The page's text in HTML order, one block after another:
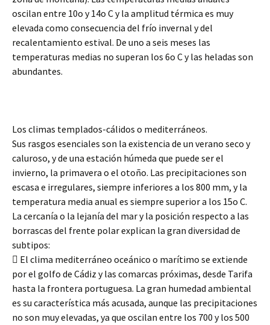
oscilan entre 10o y 14o C y la amplitud térmica es muy
elevada como consecuencia del frío invernal y del
recalentamiento estival. De uno a seis meses las
temperaturas medias no superan los 6o C y las heladas son
abundantes.
Los climas templados-cálidos o mediterráneos.
Sus rasgos esenciales son la existencia de un verano seco y
caluroso, y de una estación húmeda que puede ser el
invierno, la primavera o el otoño. Las precipitaciones son
escasa e irregulares, siempre inferiores a los 800 mm, y la
temperatura media anual es siempre superior a los 15o C.
La cercanía o la lejanía del mar y la posición respecto a las
borrascas del frente polar explican la gran diversidad de
subtipos:
 El clima mediterráneo oceánico o marítimo se extiende
por el golfo de Cádiz y las comarcas próximas, desde Tarifa
hasta la frontera portuguesa. La gran humedad ambiental
es su característica más acusada, aunque las precipitaciones
no son muy elevadas, ya que oscilan entre los 700 y los 500